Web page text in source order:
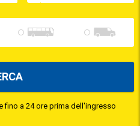
fino a 24 ore prima dell'ingresso